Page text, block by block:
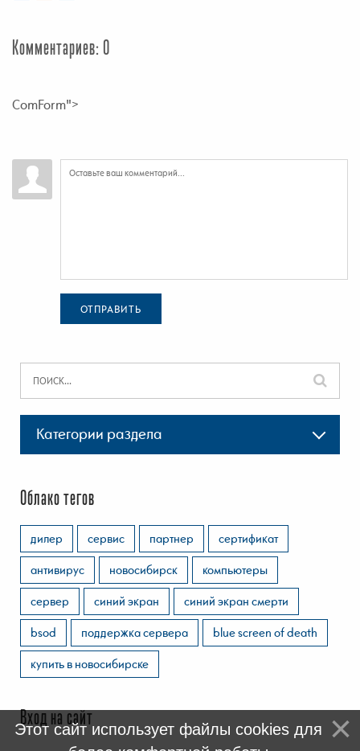
Комментариев: 0
ComForm">
ОТПРАВИТЬ
Категории раздела
Облако тегов
дилер сервис партнер
сертификат
антивирус
новосибирск
компьютеры
сервер
синий экран
синий экран смерти
bsod
поддержка сервера
blue screen of death
купить в новосибирске
Вход на сайт
Этот сайт использует файлы cookies для